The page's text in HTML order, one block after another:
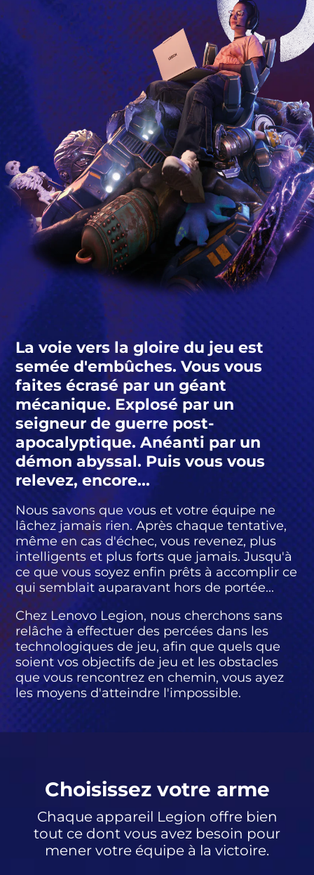
La voie vers la gloire du jeu est
semée d'embûches. Vous vous
faites écrasé par un géant
mécanique. Explosé par un
seigneur de guerre post-
apocalyptique. Anéanti par un
démon abyssal. Puis vous vous
relevez, encore...
Nous savons que vous et votre équipe ne
lâchez jamais rien. Après chaque tentative,
même en cas d'échec, vous revenez, plus
intelligents et plus forts que jamais. Jusqu'à
ce que vous soyez enfin prêts à accomplir ce
qui semblait auparavant hors de portée...
Chez Lenovo Legion, nous cherchons sans
relâche à effectuer des percées dans les
technologiques de jeu, afin que quels que
soient vos objectifs de jeu et les obstacles
que vous rencontrez en chemin, vous ayez
les moyens d'atteindre l'impossible.
Choisissez votre arme
Chaque appareil Legion offre bien
tout ce dont vous avez besoin pour
mener votre équipe à la victoire.